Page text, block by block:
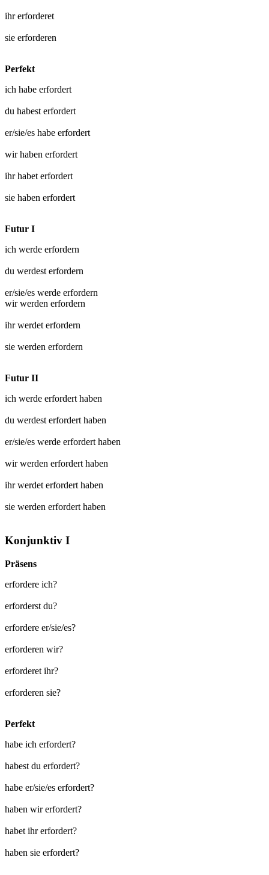
ihrerforderet
sie erforderen
Perfekt
ich habe erfordert
du habest erfordert
er/sie/es habe erfordert
wir haben erfordert
ihr habet erfordert
sie haben erfordert
Futur I
ich werde erfordern
du werdest erfordern
er/sie/es werde erfordern
wir werden erfordern
ihr werdet erfordern
sie werden erfordern
Futur II
ich werde erfordert haben
du werdest erfordert haben
er/sie/es werde erfordert haben
wir werden erfordert haben
ihr werdet erfordert haben
sie werden erfordert haben
Konjunktiv I
Präsens
erfordere ich?
erforderst du?
erfordere er/sie/es?
erforderen wir?
erforderet ihr?
erforderen sie?
Perfekt
habe ich erfordert?
habest du erfordert?
habe er/sie/es erfordert?
haben wir erfordert?
habet ihr erfordert?
haben sie erfordert?